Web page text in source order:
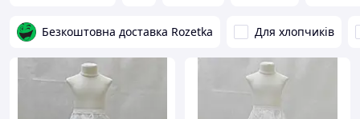
Безкоштовна доставка Rozetka Для хлопчиків